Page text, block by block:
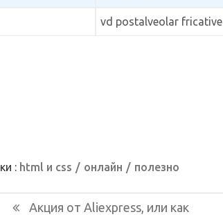
vd postalveolar fricative
: html и css онлайн полезно
Следующая
Акция от Aliexpress, или как